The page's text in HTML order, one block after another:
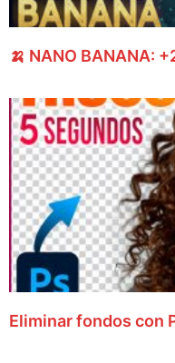
Cómo
Mejores
🍌 NANO BANANA:
Eliminar fondos con